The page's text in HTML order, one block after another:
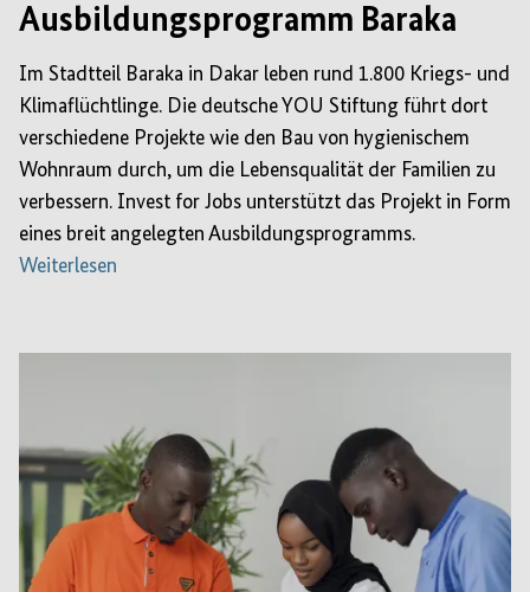
Ausbildungsprogramm Baraka
Im Stadtteil Baraka in Dakar leben rund 1.800 Kriegs- und
Klimaflüchtlinge. Die deutsche YOU Stiftung führt dort
verschiedene Projekte wie den Bau von hygienischem
Wohnraum durch, um die Lebensqualität der Familien zu
verbessern. Invest for Jobs unterstützt das Projekt in Form
eines breit angelegten Ausbildungsprogramms.
Weiterlesen